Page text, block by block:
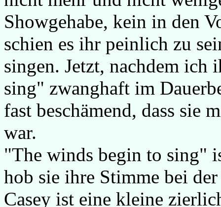
Showgehabe, kein in den
schien es ihr peinlich zu
singen. Jetzt, nachdem
sing" zwanghaft im
fast beschämend, dass sie
war.
"The winds begin to sing"
hob sie ihre Stimme bei
Casey ist eine kleine